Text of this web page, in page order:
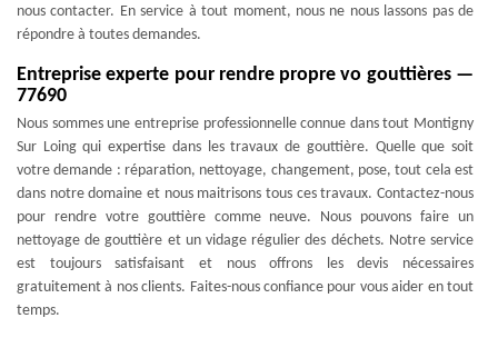
nous contacter. En service à tout moment, nous ne nous lassons pas de
répondre à toutes demandes.
Entreprise experte pour rendre propre vo gouttières —
77690
Nous sommes une entreprise professionnelle connue dans tout Montigny
Sur Loing qui expertise dans les travaux de gouttière. Quelle que soit
votre demande : réparation, nettoyage, changement, pose, tout cela est
dans notre domaine et nous maitrisons tous ces travaux. Contactez-nous
pour rendre votre gouttière comme neuve. Nous pouvons faire un
nettoyage de gouttière et un vidage régulier des déchets. Notre service
est toujours satisfaisant et nous offrons les devis nécessaires
gratuitement à nos clients. Faites-nous confiance pour vous aider en tout
temps.